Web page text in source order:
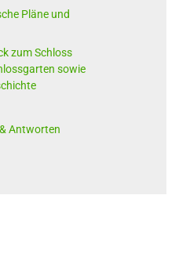
Pläne und
zum Schloss
sowie
Antworten